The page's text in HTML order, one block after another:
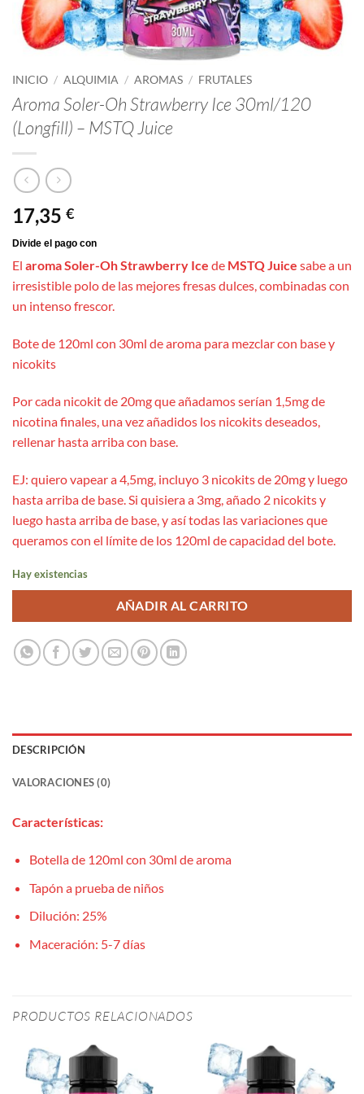
INICIO / ALQUIMIA / AROMAS / FRUTALES
Aroma Soler-Oh Strawberry Ice 30ml/120
(Longfill) – MSTQ Juice
17,35 €
El aroma Soler-Oh Strawberry Ice de MSTQ Juice sabe a un
irresistible polo de las mejores fresas dulces, combinadas con
un intenso frescor.
Bote de 120ml con 30ml de aroma para mezclar con base y
nicokits
Por cada nicokit de 20mg que añadamos serían 1,5mg de
nicotina finales, una vez añadidos los nicokits deseados,
rellenar hasta arriba con base.
EJ: quiero vapear a 4,5mg, incluyo 3 nicokits de 20mg y luego
hasta arriba de base. Si quisiera a 3mg, añado 2 nicokits y
luego hasta arriba de base, y así todas las variaciones que
queramos con el límite de los 120ml de capacidad del bote.
Hay existencias
AÑADIR AL CARRITO
DESCRIPCIÓN
VALORACIONES (0)
Características:
Botella de 120ml con 30ml de aroma
Tapón a prueba de niños
Dilución: 25%
Maceración: 5-7 días
PRODUCTOS RELACIONADOS